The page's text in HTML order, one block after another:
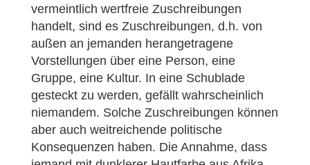
vermeintlich wertfreie Zuschreibungen
handelt, sind es Zuschreibungen, d.h. von
außen an jemanden herangetragene
Vorstellungen über eine Person, eine
Gruppe, eine Kultur. In eine Schublade
gesteckt zu werden, gefällt wahrscheinlich
niemandem. Solche Zuschreibungen können
aber auch weitreichende politische
Konsequenzen haben. Die Annahme, dass